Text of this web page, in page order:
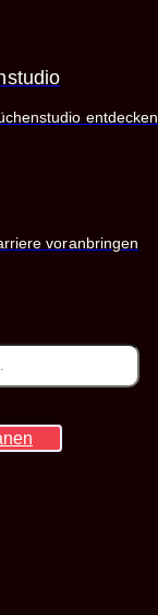
entdecken
voranbringen